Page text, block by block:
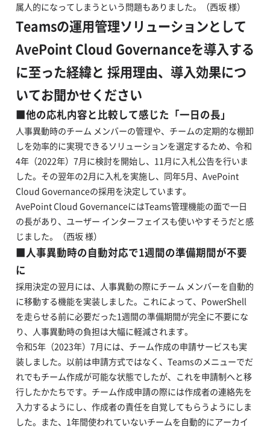
属人的になってしまうという問題もありました。（西坂 様）
Teamsの運用管理ソリューションとして
AvePoint Cloud Governanceを導入する
に至った経緯と 採用理由、導入効果につ
いてお聞かせください
■他の応札内容と比較して感じた「一日の長」
人事異動時のチーム メンバーの管理や、チームの定期的な棚卸
しを効率的に実現できるソリューションを選定するため、令和
4年（2022年）7月に検討を開始し、11月に入札公告を行いま
した。その翌年の2月に入札を実施し、同年5月、AvePoint
Cloud Governanceの採用を決定しています。
AvePoint Cloud GovernanceにはTeams管理機能の面で一日
の長があり、ユーザー インターフェイスも使いやすそうだと感
じました。（西坂 様）
■人事異動時の自動対応で1週間の準備期間が不要
に
採用決定の翌月には、人事異動の際にチーム メンバーを自動的
に移動する機能を実装しました。これによって、PowerShell
を走らせる前に必要だった1週間の準備期間が完全に不要にな
り、人事異動時の負担は大幅に軽減されます。
令和5年（2023年）7月には、チーム作成の申請サービスも実
装しました。以前は申請方式ではなく、Teamsのメニューでだ
れでもチーム作成が可能な状態でしたが、これを申請制へと移
行したかたちです。チーム作成申請の際には作成者の連絡先を
入力するようにし、作成者の責任を自覚してもらうようにしま
した。また、1年間使われていないチームを自動的にアーカイ